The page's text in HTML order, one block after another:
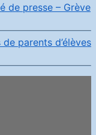
de presse – Grève
parents d’élèves